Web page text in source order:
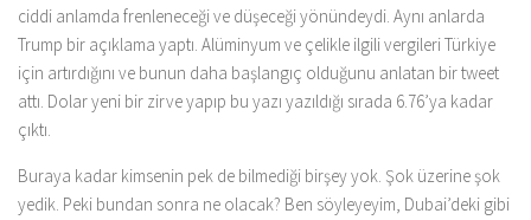
ciddi anlamda frenleneceği ve düşeceği yönündeydi. Aynı anlarda
Trump bir açıklama yaptı. Alüminyum ve çelikle ilgili vergileri Türkiye
için artırdığını ve bunun daha başlangıç olduğunu anlatan bir tweet
attı. Dolar yeni bir zirve yapıp bu yazı yazıldığı sırada 6.76’ya kadar
çıktı.
Buraya kadar kimsenin pek de bilmediği birşey yok. Şok üzerine şok
yedik. Peki bundan sonra ne olacak? Ben söyleyeyim, Dubai’deki gibi